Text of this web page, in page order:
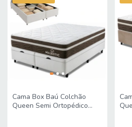
Cama Box Baú Colchão
Queen Semi Ortopédico